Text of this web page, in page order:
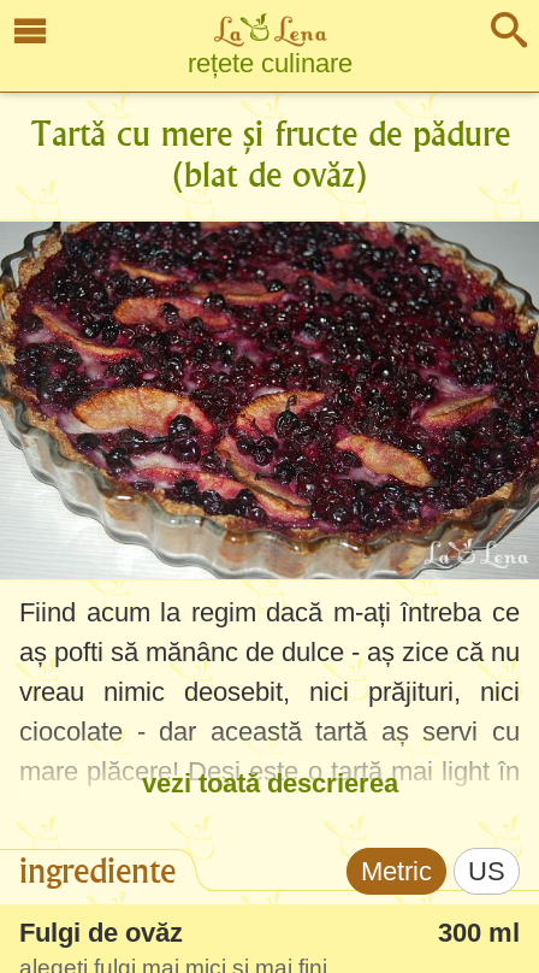
rețete culinare
Tartă cu mere și fructe de pădure
(blat de ovăz)
Fiind acum la regim dacă m-ați întreba ce
aș pofti să mănânc de dulce - aș zice că nu
vreau nimic deosebit, nici prăjituri, nici
ciocolate - dar această tartă aș servi cu
mare plăcere! Deși este o tartă mai light în
grăsimi, întrece la gust, aromă și textură
orice tartă clasică de fructe.
Blatul de ovăz este o mare chestie, face
tarta puțin mai crocantă și o textură mai
vezi toată descrierea
ingrediente Metric US
Fulgi de ovăz 300 ml
alegeți fulgi mai mici și mai fini